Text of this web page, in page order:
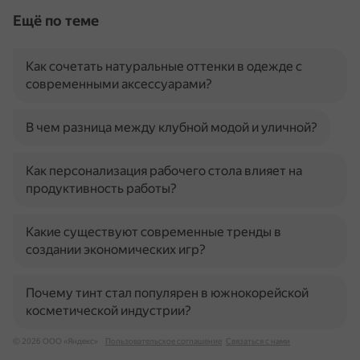
Ещё по теме
Как сочетать натуральные оттенки в одежде с
современными аксессуарами?
В чем разница между клубной модой и уличной?
Как персонализация рабочего стола влияет на
продуктивность работы?
Какие существуют современные тренды в
создании экономических игр?
Почему тинт стал популярен в южнокорейской
косметической индустрии?
© 2026 ООО «Яндекс» Пользовательское соглашение Связаться с нами